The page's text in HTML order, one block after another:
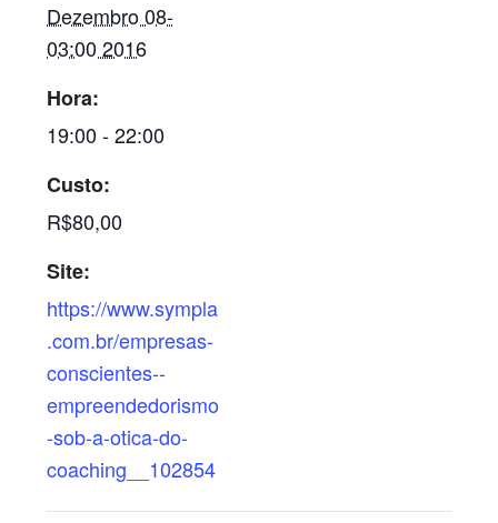
Dezembro 08-
03:00 2016
Hora:
19:00 - 22:00
Custo:
R$80,00
Site:
https://www.sympla
.com.br/empresas-
conscientes--
empreendedorismo
-sob-a-otica-do-
coaching__102854